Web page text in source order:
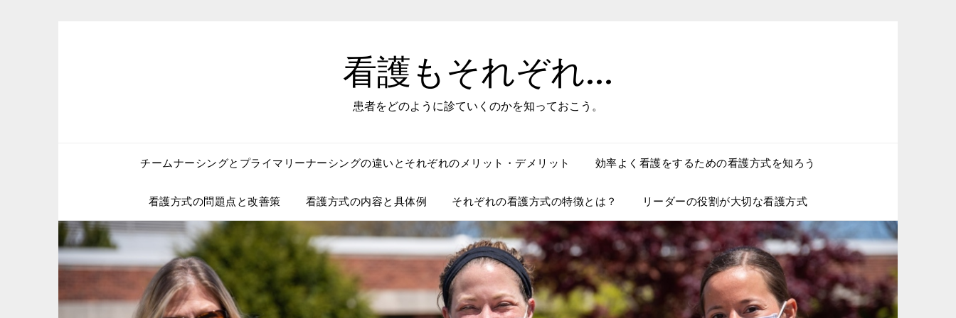
看護もそれぞれ…
患者をどのように診ていくのかを知っておこう。
チームナーシングとプライマリーナーシングの違いとそれぞれのメリット・デメリット 効率よく看護をするための看護方式を知ろう
看護方式の問題点と改善策 看護方式の内容と具体例 それぞれの看護方式の特徴とは？ リーダーの役割が大切な看護方式